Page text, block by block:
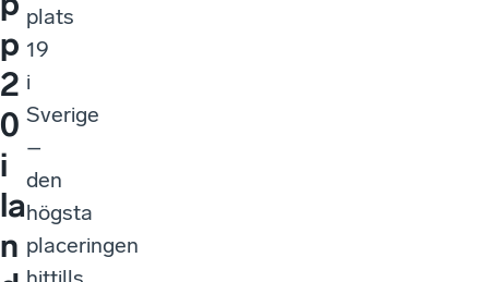
p
2
0
i
la
n
plats
19
i
Sverige
–
den
högsta
placeringen